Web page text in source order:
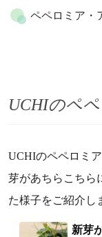
ペペロミア・
UCHIのペ
UCHIのペペロミ
芽があちらこちら
た様子をご紹介し
新芽